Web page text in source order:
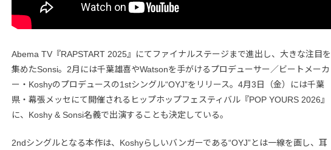
Abema TV『RAPSTART 2025』にてファイナルステージまで進出し、大きな注目を
集めたSonsi。2月には千葉雄喜やWatsonを手がけるプロデューサー／ビートメーカ
ー・Koshyのプロデュースの1stシングル“OYJ”をリリース。4月3日（金）には千葉
県・幕張メッセにて開催されるヒップホップフェスティバル『POP YOURS 2026』
に、Koshy & Sonsi名義で出演することも決定している。
2ndシングルとなる本作は、Koshyらしいバンガーである“OYJ”とは一線を画し、耳